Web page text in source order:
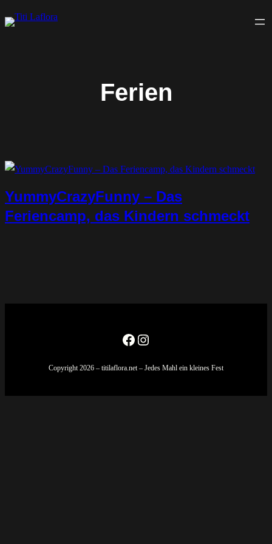
Zum
Inhalt
Ferien
YummyCrazyFunny – Das
Feriencamp, das Kindern schmeckt
Facebook
Instagram
Copyright 2026 – titilaflora.net – Jedes Mahl ein kleines Fest